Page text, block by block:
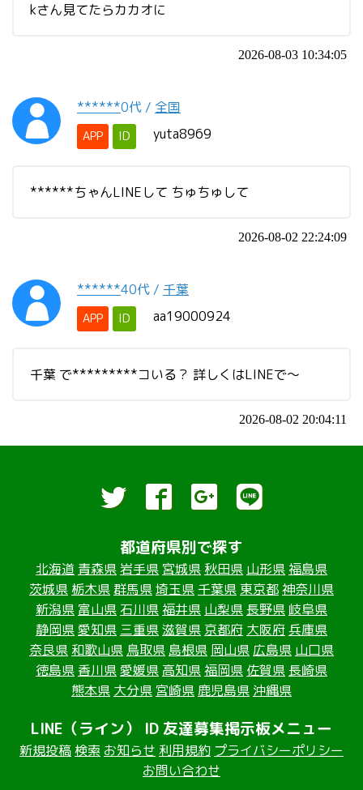
kさん見てたらカカオに
2026-08-03 10:34:05
******0代 / 全国
APP ID yuta8969
******ちゃんLINEして ちゅちゅして
2026-08-02 22:24:09
******40代 / 千葉
APP ID aa19000924
千葉 で*********コいる？ 詳しくはLINEで〜
2026-08-02 20:04:11
都道府県別で探す
北海道 青森県岩手県 宮城県 秋田県 山形県福島県
茨城県栃木県群馬県埼玉県 千葉県 東京都神奈川県
新潟県 富山県 石川県福井県 山梨県長野県 岐阜県
静岡県愛知県 三重県滋賀県 京都府 大阪府兵庫県
奈良県 和歌山県 鳥取県 島根県 岡山県 広島県 山口県
徳島県 香川県愛媛県 高知県福岡県 佐賀県長崎県
熊本県 大分県 宮崎県 鹿児島県 沖縄県
LINE（ライン） ID 友達募集掲示板メニュー
新規投稿 検索 お知らせ 利用規約 プライバシーポリシー
お問い合わせ